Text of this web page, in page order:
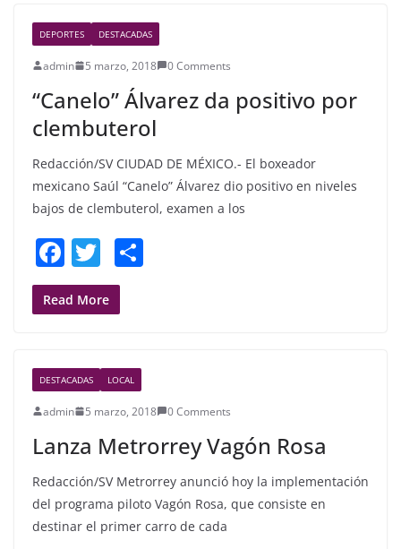
b
o
o
k
DEPORTES DESTACADAS
admin 5 marzo, 2018 0 Comments
“Canelo” Álvarez da positivo por
clembuterol
Redacción/SV CIUDAD DE MÉXICO.- El boxeador
mexicano Saúl “Canelo” Álvarez dio positivo en niveles
bajos de clembuterol, examen a los
F
a
c
b
o
o
k
T
w
itt
Read More
DESTACADAS LOCAL
admin 5 marzo, 2018 0 Comments
Lanza Metrorrey Vagón Rosa
Redacción/SV Metrorrey anunció hoy la implementación
del programa piloto Vagón Rosa, que consiste en
destinar el primer carro de cada